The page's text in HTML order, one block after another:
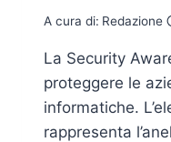
A cura di: Redazione
La Security
proteggere le
informatiche.
rappresenta